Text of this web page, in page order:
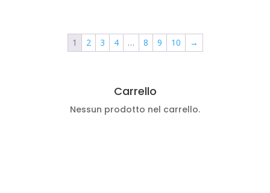
1 2 3 4 … 8 9 10 →
Carrello
Nessun prodotto nel carrello.